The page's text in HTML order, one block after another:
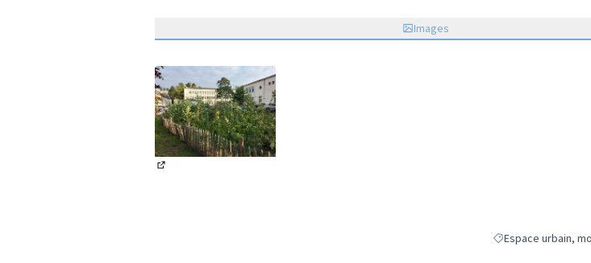
Images
Filtrer les résultats
Espace urbain,